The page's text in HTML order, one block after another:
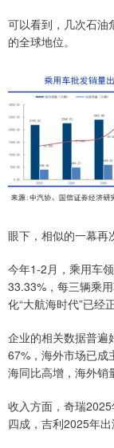
可以看到，几次石油
的全球地位。
眼下，相似的一幕再
今年1-2月，乘用车
33.33%，每三辆乘
化“大航海时代”已经
企业的相关数据普遍
67%，海外市场已成
海同比高增，海外销
收入方面，奇瑞
四成，吉利2025年